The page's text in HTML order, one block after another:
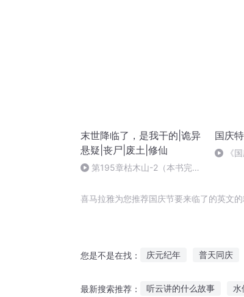
末世降临了，是我干的|诡异
悬疑|丧尸|废土|修仙
第195章枯木山-2（本书完
国庆
《
喜马拉雅为您推荐国庆节要来临了的英文
您是不是在找： 庆元纪年 普天同庆
最新搜索推荐： 听云讲的什么故事 水